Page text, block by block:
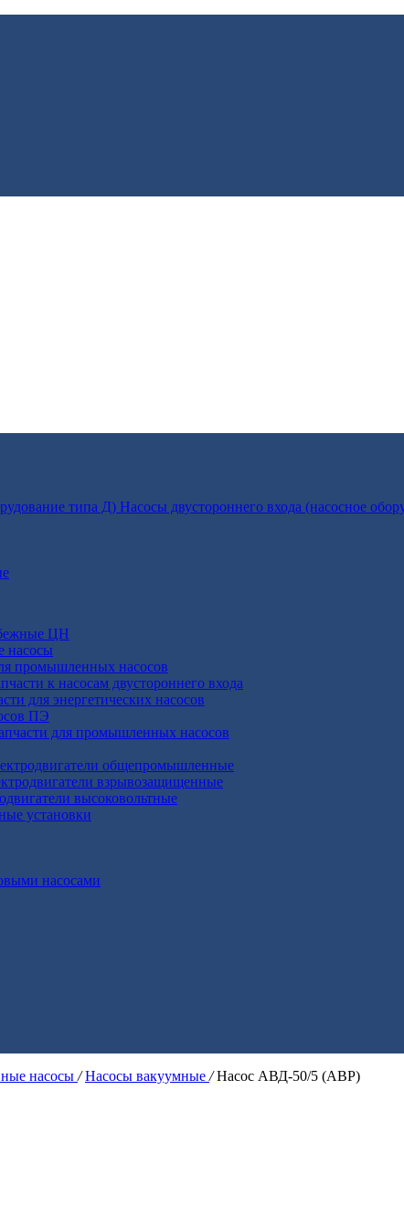
Насосы двустороннего входа (насосное
ЦН
насосы
промышленных насосов
к насосам двустороннего входа
для энергетических насосов
ПЭ
для промышленных насосов
общепромышленные
взрывозащищенные
высоковольтные
установки
насосами
насосы / Насосы вакуумные / Насос АВД-50/5 (АВР)